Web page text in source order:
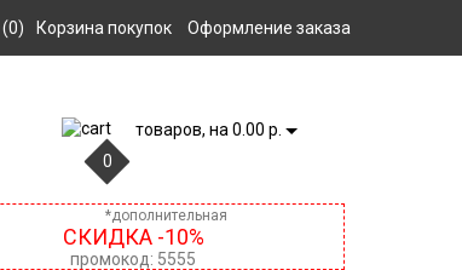
Корзина покупок Оформление заказа
0
товаров, на 0.00 р.
*дополнительная
СКИДКА -10%
промокод: 5555